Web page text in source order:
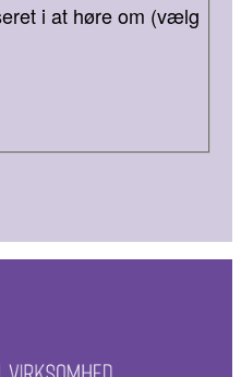
i at høre om (vælg